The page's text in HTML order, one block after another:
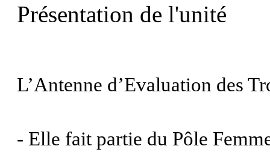
Présentation de l'unité
L’Antenne d’Evaluation des
- Elle fait partie du Pôle